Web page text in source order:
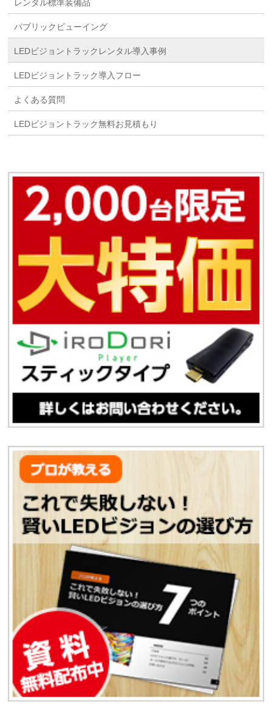
レンタル標準装備品
パブリックビューイング
LEDビジョントラックレンタル導入事例
LEDビジョントラック導入フロー
よくある質問
LEDビジョントラック無料お見積もり